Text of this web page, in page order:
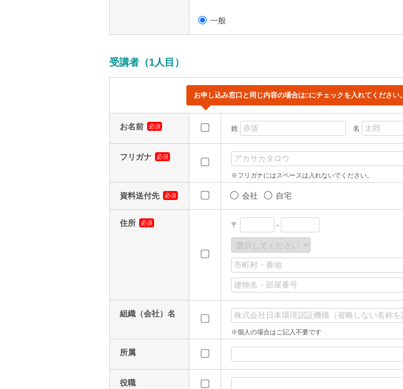
一般
受講者（1人目）
お申し込み窓口と同じ内容の場合は□にチェックを入れてください。
お名前 必須 姓 名
フリガナ 必須
※フリガナにはスペースは入れないでください。
資料送付先 必須 会社 自宅
住所 必須 〒 -
組織（会社）名
※個人の場合はご記入不要です
所属
役職